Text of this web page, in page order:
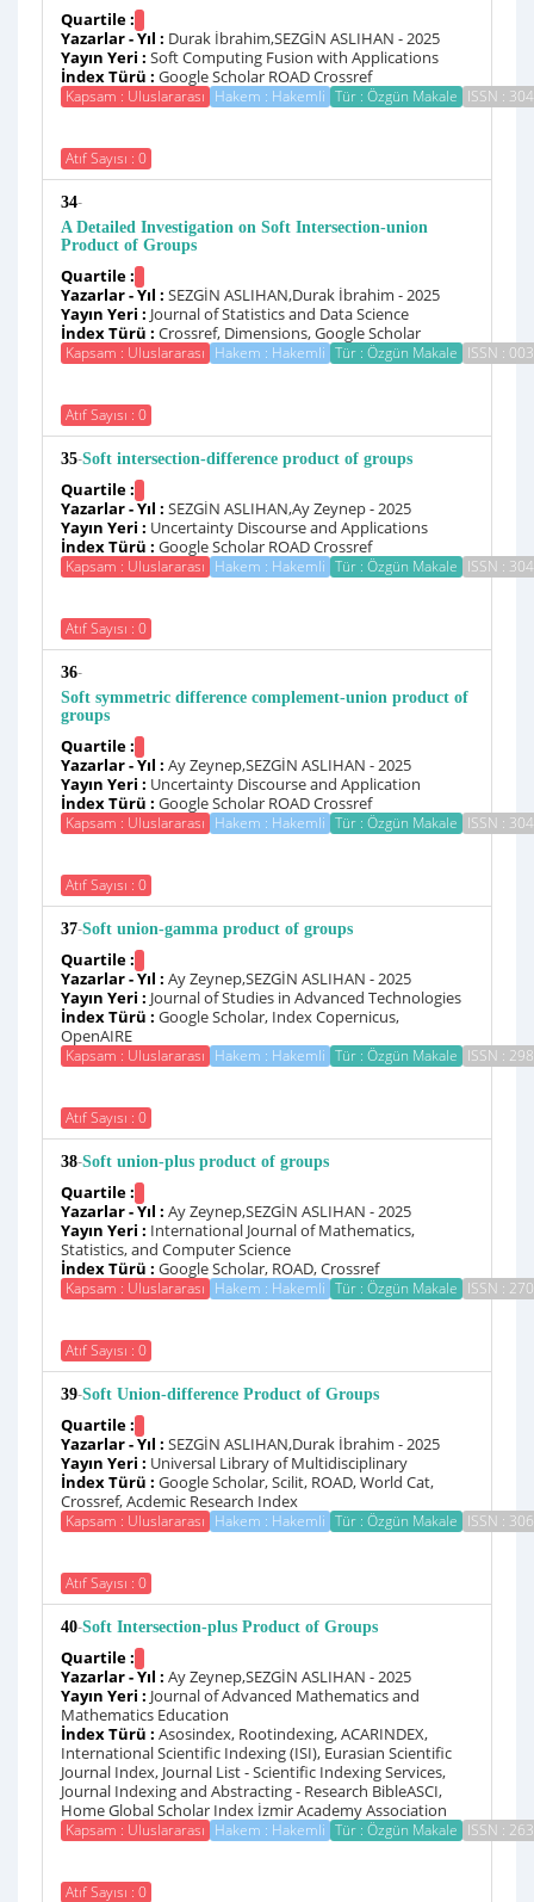
Quartile :
Yazarlar - Yıl : Durak İbrahim,SEZGİN ASLIHAN - 2025
Yayın Yeri : Soft Computing Fusion with Applications
İndex Türü : Google Scholar ROAD Crossref
Kapsam : Uluslararası Hakem : Hakemli Tür : Özgün Makale ISSN :
Atıf Sayısı : 0
34-
A Detailed Investigation on Soft Intersection-union
Product of Groups
Quartile :
Yazarlar - Yıl : SEZGİN ASLIHAN,Durak İbrahim - 2025
Yayın Yeri : Journal of Statistics and Data Science
İndex Türü : Crossref, Dimensions, Google Scholar
Kapsam : Uluslararası Hakem : Hakemli Tür : Özgün Makale ISSN :
Atıf Sayısı : 0
35-Soft intersection-difference product of groups
Quartile :
Yazarlar - Yıl : SEZGİN ASLIHAN,Ay Zeynep - 2025
Yayın Yeri : Uncertainty Discourse and Applications
İndex Türü : Google Scholar ROAD Crossref
Kapsam : Uluslararası Hakem : Hakemli Tür : Özgün Makale ISSN :
Atıf Sayısı : 0
36-
Soft symmetric difference complement-union product of
groups
Quartile :
Yazarlar - Yıl : Ay Zeynep,SEZGİN ASLIHAN - 2025
Yayın Yeri : Uncertainty Discourse and Application
İndex Türü : Google Scholar ROAD Crossref
Kapsam : Uluslararası Hakem : Hakemli Tür : Özgün Makale ISSN :
Atıf Sayısı : 0
37-Soft union-gamma product of groups
Quartile :
Yazarlar - Yıl : Ay Zeynep,SEZGİN ASLIHAN - 2025
Yayın Yeri : Journal of Studies in Advanced Technologies
İndex Türü : Google Scholar, Index Copernicus,
OpenAIRE
Kapsam : Uluslararası Hakem : Hakemli Tür : Özgün Makale ISSN :
Atıf Sayısı : 0
38-Soft union-plus product of groups
Quartile :
Yazarlar - Yıl : Ay Zeynep,SEZGİN ASLIHAN - 2025
Yayın Yeri : International Journal of Mathematics,
Statistics, and Computer Science
İndex Türü : Google Scholar, ROAD, Crossref
Kapsam : Uluslararası Hakem : Hakemli Tür : Özgün Makale ISSN :
Atıf Sayısı : 0
39-Soft Union-difference Product of Groups
Quartile :
Yazarlar - Yıl : SEZGİN ASLIHAN,Durak İbrahim - 2025
Yayın Yeri : Universal Library of Multidisciplinary
İndex Türü : Google Scholar, Scilit, ROAD, World Cat,
Crossref, Acdemic Research Index
Kapsam : Uluslararası Hakem : Hakemli Tür : Özgün Makale ISSN :
Atıf Sayısı : 0
40-Soft Intersection-plus Product of Groups
Quartile :
Yazarlar - Yıl : Ay Zeynep,SEZGİN ASLIHAN - 2025
Yayın Yeri : Journal of Advanced Mathematics and
Mathematics Education
İndex Türü : Asosindex, Rootindexing, ACARINDEX,
International Scientific Indexing (ISI), Eurasian Scientific
Journal Index, Journal List - Scientific Indexing Services,
Journal Indexing and Abstracting - Research BibleASCI,
Home Global Scholar Index İzmir Academy Association
Kapsam : Uluslararası Hakem : Hakemli Tür : Özgün Makale ISSN :
Atıf Sayısı : 0